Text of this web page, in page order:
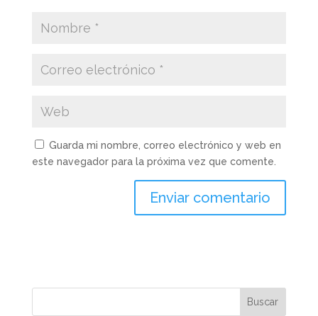
Guarda mi nombre, correo electrónico y web en
este navegador para la próxima vez que comente.
Buscar